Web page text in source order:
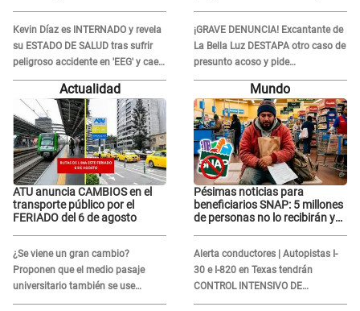
Kevin Díaz es INTERNADO y revela
su ESTADO DE SALUD tras sufrir
peligroso accidente en 'EEG' y caer
desde altura de ocho metros
desde altura de ocho metros
¡GRAVE DENUNCIA! Excantante de
La Bella Luz DESTAPA otro caso de
presunto acoso y pide
PROTECCIÓN por temor a
represalias: "Yo siempre..."
Actualidad
ATU anuncia CAMBIOS en el
transporte público por el
FERIADO del 6 de agosto
¿Se viene un gran cambio?
Proponen que el medio pasaje
universitario también se use
sábados, domingos y feriados
Mundo
Pésimas noticias para
beneficiarios SNAP: 5 millones
de personas no lo recibirán y
Alerta conductores | Autopistas I-
30 e I-820 en Texas tendrán
CONTROL INTENSIVO DE
SEGURIDAD: Estas serán las